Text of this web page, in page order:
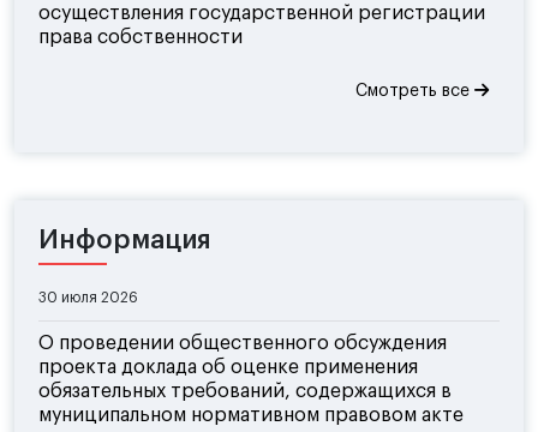
осуществления государственной регистрации
права собственности
Смотреть все
Информация
30 июля 2026
О проведении общественного обсуждения
проекта доклада об оценке применения
обязательных требований, содержащихся в
муниципальном нормативном правовом акте